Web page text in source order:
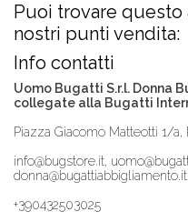
Puoi trovare
nostri punti vendita:
Info contatti
Uomo Bugatti S.r.l. Donna
collegate alla Bugatti
Piazza Giacomo Matteotti 1/
info@bugstore.it,
donna@bugattiabbigliamento.it
+390432503025